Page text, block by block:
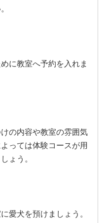
に教室へ予約を入れま
の内容や教室の雰囲気
っては体験コースが用
ょう。
愛犬を預けましょう。